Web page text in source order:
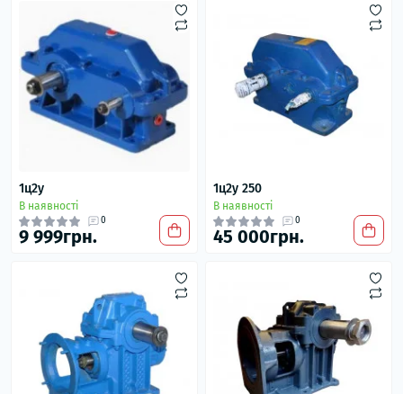
1ц2у
В наявності
0
9 999грн.
1ц2у 250
В наявності
0
45 000грн.